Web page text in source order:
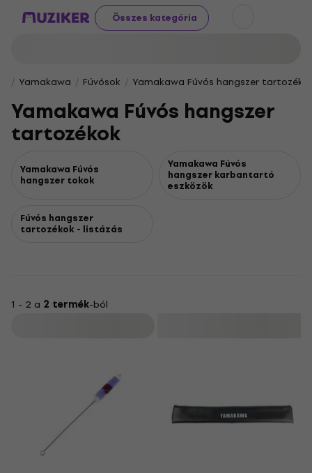
Összes kategória
Yamakawa Fúvósok Yamakawa Fúvós hangszer
Yamakawa Fúvós hangszer
tartozékok
Yamakawa Fúvós
hangszer tokok
Yamakawa Fúvós
hangszer karbantartó
eszközök
Fúvós hangszer
tartozékok - listázás
1 - 2 a 2 termék-ból